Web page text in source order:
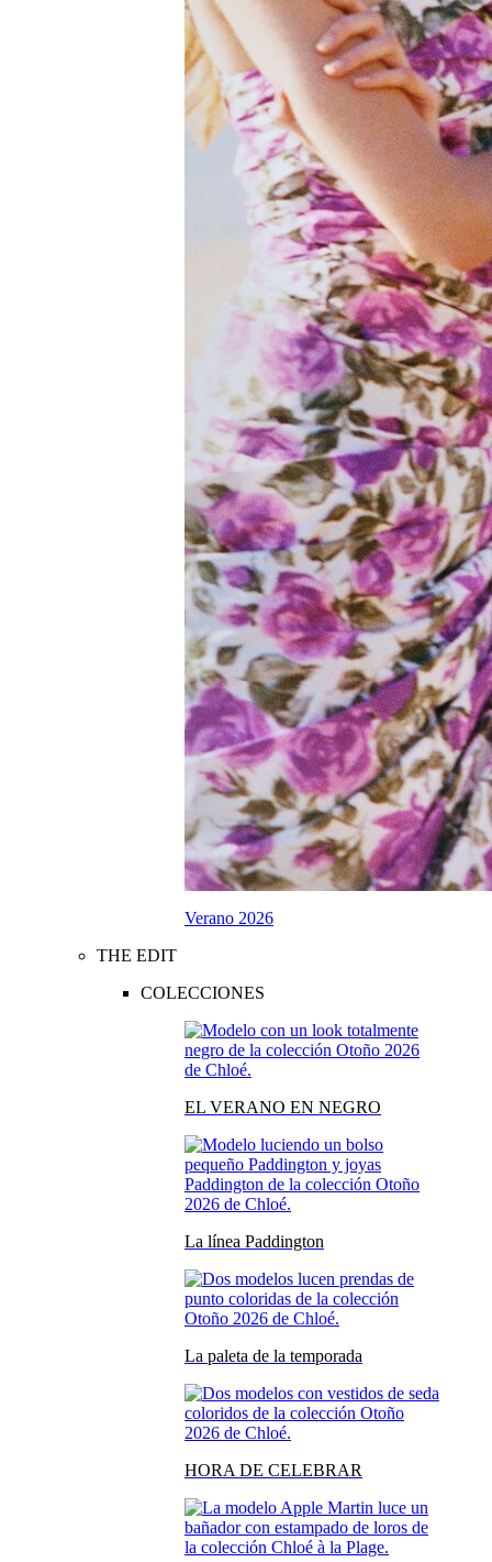
Verano 2026
THE EDIT
COLECCIONES
EL VERANO EN NEGRO
La línea Paddington
La paleta de la temporada
HORA DE CELEBRAR